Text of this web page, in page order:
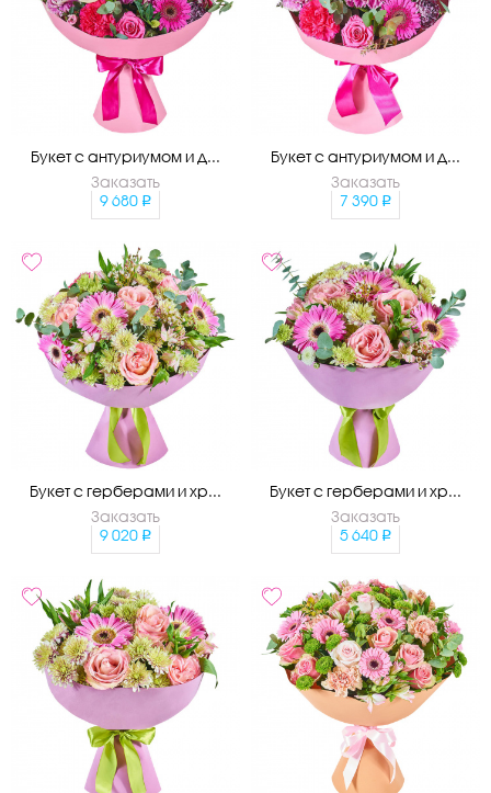
Букет с антуриумом и д...
Заказать
9 680
Букет с антуриумом и д...
Заказать
7 390
Букет с герберами и хр...
Заказать
9 020
Букет с герберами и хр...
Заказать
5 640